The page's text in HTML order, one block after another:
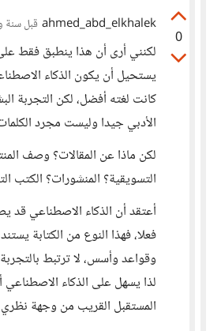
0
ahmed_abd_elkhalek قبل سنة
لكنني أرى أن هذا ينطبق فقط على
يستحيل أن يكون الذكاء
كانت لغته أفضل، لكن التجربة
الأدبي جيدا وليست مجرد
لكن ماذا عن المقالات؟ وصف
التسويقية؟ المنشورات؟ الكتب
أعتقد أن الذكاء الاصطناعي
فعلا، فهذا النوع من الكتابة
وقواعد وأسس، لا ترتبط
لذا يسهل على الذكاء الاصطناعي
المستقبل القريب من وجهة